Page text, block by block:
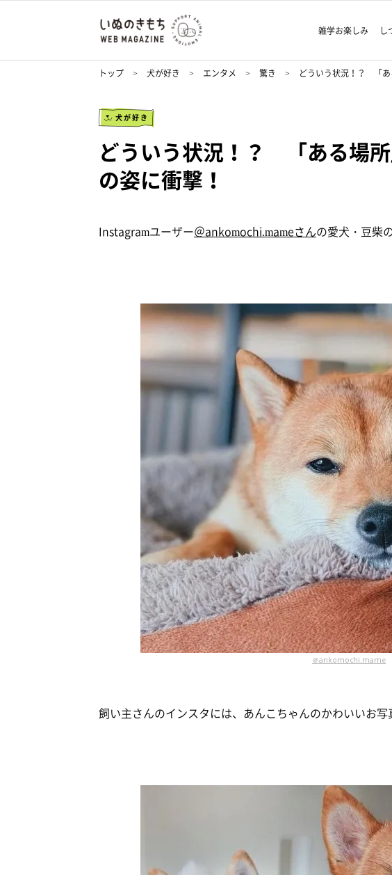
雑学お楽しみ し
トップ 犬が好き エンタメ 驚き どういう状況！？ 「あ
犬が好き
どういう状況！？ 「ある場
の姿に衝撃！
Instagramユーザー＠ankomochi.mameさんの愛犬・豆柴
＠ankomochi.mame
飼い主さんのインスタには、あんこちゃんのかわいいお